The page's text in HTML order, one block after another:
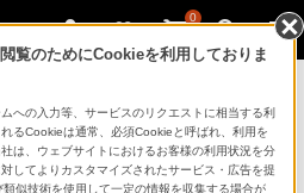
0
覧のためにCookieを利用しておりま
への入力等、サービスのリクエストに相当する利
るCookieは通常、必須Cookieと呼ばれ、利用を
は、ウェブサイトにおけるお客様の利用状況を分
してよりカスタマイズされたサービス・広告を提
似技術を使用して一定の情報を収集する場合が